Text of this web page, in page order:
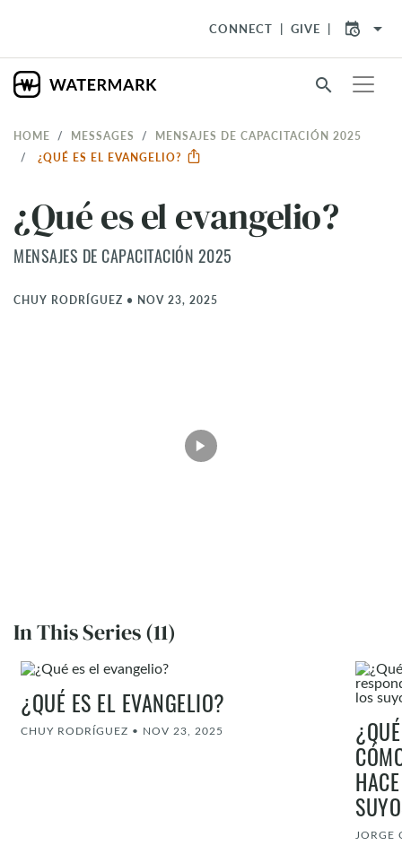
CONNECT GIVE arrow_drop_down
search
HOME MESSAGES
MENSAJES DE CAPACITACIÓN 2025
¿QUÉ ES EL EVANGELIO?
¿Qué es el evangelio?
MENSAJES DE CAPACITACIÓN 2025
CHUY RODRÍGUEZ • NOV 23, 2025
In This Series (11)
¿QUÉ ES EL EVANGELIO?
CHUY RODRÍGUEZ • NOV 23, 2025
JORGE